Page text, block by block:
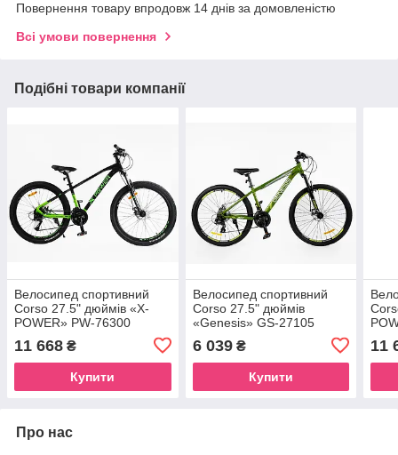
Повернення товару впродовж 14 днів за домовленістю
Всі умови повернення
Подібні товари компанії
Велоcипед спортивний
Corso 27.5" дюймів «X-
POWER» PW-76300
11 668 ₴
Купити
Велоcипед спортивний
Corso 27.5" дюймів
«Genesis» GS-27105
6 039₴
Купити
11
Про нас